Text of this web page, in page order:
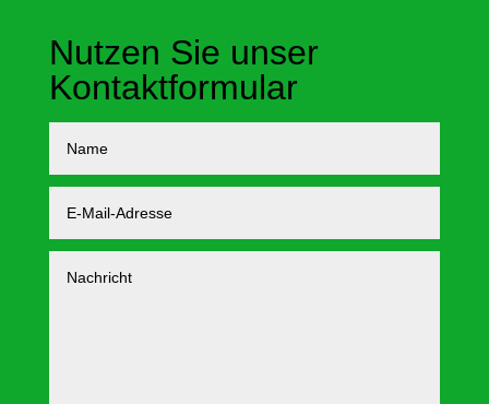
Nutzen Sie unser
Kontaktformular